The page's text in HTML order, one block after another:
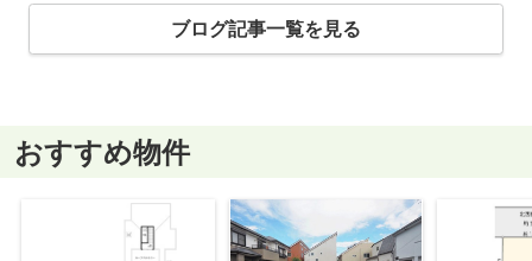
ブログ記事一覧を見る
おすすめ物件